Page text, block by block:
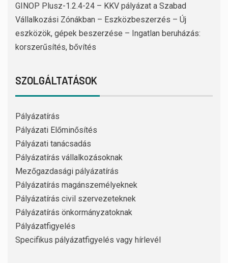
GINOP Plusz-1.2.4-24 – KKV pályázat a Szabad
Vállalkozási Zónákban – Eszközbeszerzés – Új
eszközök, gépek beszerzése – Ingatlan beruházás:
korszerűsítés, bővítés
SZOLGÁLTATÁSOK
Pályázatírás
Pályázati Előminősítés
Pályázati tanácsadás
Pályázatírás vállalkozásoknak
Mezőgazdasági pályázatírás
Pályázatírás magánszemélyeknek
Pályázatírás civil szervezeteknek
Pályázatírás önkormányzatoknak
Pályázatfigyelés
Specifikus pályázatfigyelés vagy hírlevél